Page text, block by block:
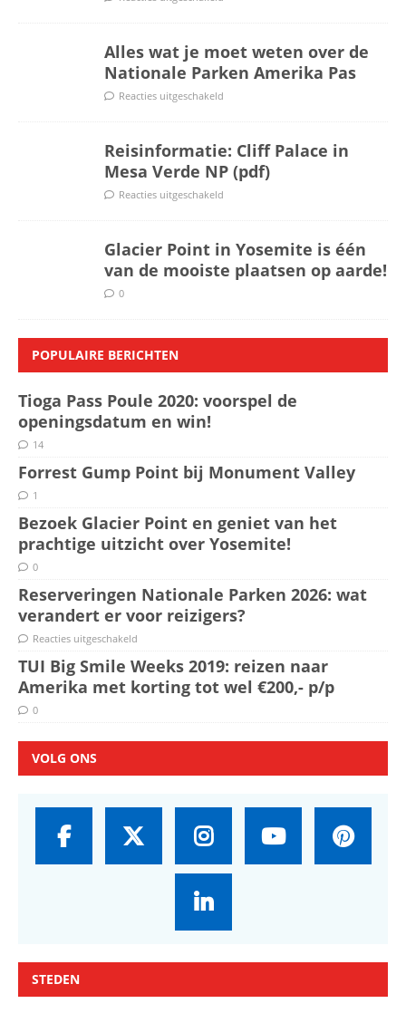
Alles wat je moet weten over de
Nationale Parken Amerika Pas
Reacties uitgeschakeld
Reisinformatie: Cliff Palace in
Mesa Verde NP (pdf)
Reacties uitgeschakeld
Glacier Point in Yosemite is één
van de mooiste plaatsen op aarde!
0
POPULAIRE BERICHTEN
Tioga Pass Poule 2020: voorspel de
openingsdatum en win!
14
Forrest Gump Point bij Monument Valley
1
Bezoek Glacier Point en geniet van het
prachtige uitzicht over Yosemite!
0
Reserveringen Nationale Parken 2026: wat
verandert er voor reizigers?
Reacties uitgeschakeld
TUI Big Smile Weeks 2019: reizen naar
Amerika met korting tot wel €200,- p/p
0
VOLG ONS
STEDEN